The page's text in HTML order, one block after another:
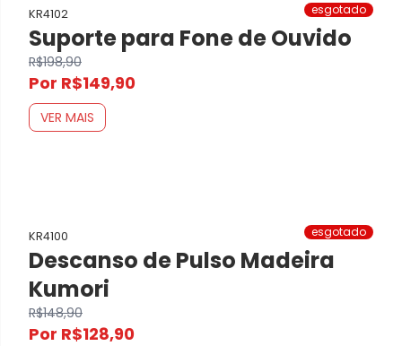
esgotado
KR4102
Suporte para Fone de Ouvido
R$198,90
Por R$149,90
VER MAIS
esgotado
KR4100
Descanso de Pulso Madeira
Kumori
R$148,90
Por R$128,90